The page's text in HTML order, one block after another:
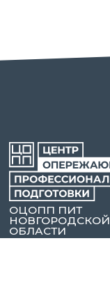
ОЦОПП ПИТ
НОВГОРОДСКОЙ
ОБЛАСТИ